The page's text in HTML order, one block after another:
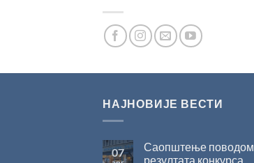
НАЈНОВИЈЕ ВЕСТИ
07
Саопштење поводом
резултата конкурса